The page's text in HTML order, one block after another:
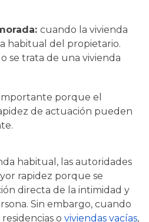
cuando la vivienda
habitual del propietario.
se trata de una vivienda
porque el
de actuación pueden
habitual, las autoridades
rapidez porque se
directa de la intimidad y
Sin embargo, cuando
o viviendas vacías,